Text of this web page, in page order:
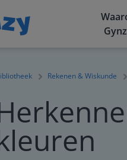
Rekenen & Wiskunde